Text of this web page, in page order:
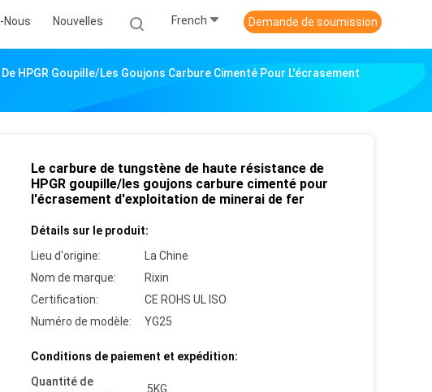
Nouvelles French Demande de soumission
HPGR Goupille/les Goujons Carbure Cimenté Pour L'écrasement
Le carbure de tungstène de haute résistance de
HPGR goupille/les goujons carbure cimenté pour
l'écrasement d'exploitation de minerai de fer
Détails sur le produit:
Lieu d'origine:
La Chine
Nom de marque:
Rixin
Certification:
CE ROHS UL ISO
Numéro de modèle:
YG25
Conditions de paiement et expédition:
Quantité de
5KG